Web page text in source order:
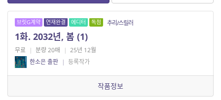
브릿G계약 연재완결 에디터 독점 추리/스릴러
1화. 2032년, 봄 (1)
무료 | 분량 20매 | 25년 12월
한소은 출판 | 등록작가
작품정보